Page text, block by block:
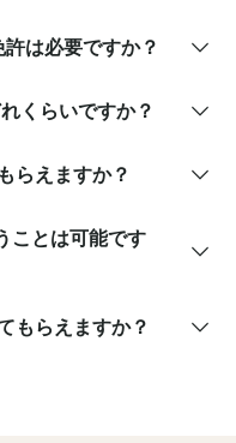
は必要ですか？
くらいですか？
らえますか？
ことは可能です
もらえますか？